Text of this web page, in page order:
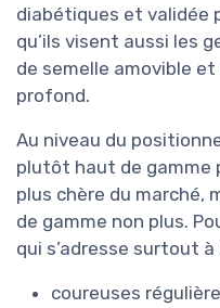
diabétiques et validée
qu’ils visent aussi les
de semelle amovible
profond.
Au niveau du
plutôt haut de gamme
plus chère du marché,
de gamme non plus.
qui s’adresse surtout à
coureuses